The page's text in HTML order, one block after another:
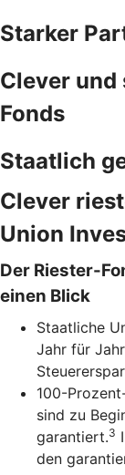
Starker
Clever
Fonds
Staatlich
Clever
Union
Der Riester-
einen Blick
Staatliche
Jahr für
100-
sind zu
garantiert.3
den